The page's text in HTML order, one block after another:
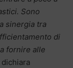
Sono
sinergia tra
di
fornire alle
dichiara